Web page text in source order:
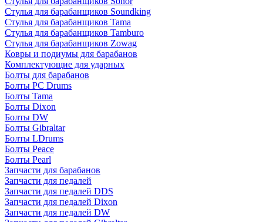
Стулья для барабанщиков Soundking
Стулья для барабанщиков Tama
Стулья для барабанщиков Tamburo
Стулья для барабанщиков Zowag
Ковры и подиумы для барабанов
Комплектующие для ударных
Болты для барабанов
Болты PC Drums
Болты Tama
Болты Dixon
Болты DW
Болты Gibraltar
Болты LDrums
Болты Peace
Болты Pearl
Запчасти для барабанов
Запчасти для педалей
Запчасти для педалей DDS
Запчасти для педалей Dixon
Запчасти для педалей DW